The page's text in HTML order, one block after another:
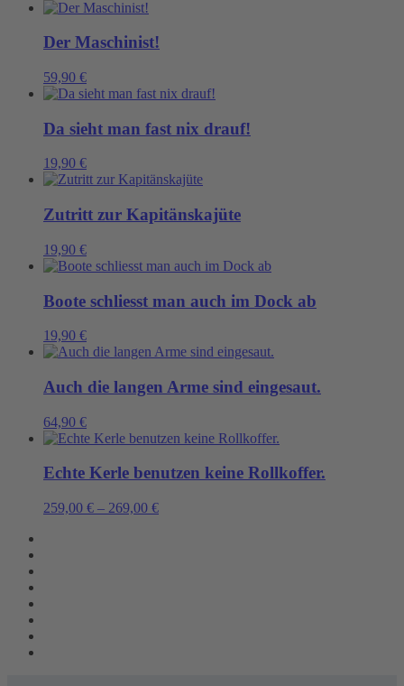
Der Maschinist!
59,90 €
Da sieht man fast nix drauf!
19,90 €
Zutritt zur Kapitänskajüte
19,90 €
Boote schliesst man auch im Dock ab
19,90 €
Auch die langen Arme sind eingesaut.
64,90 €
Echte Kerle benutzen keine Rollkoffer.
259,00 € – 269,00 €